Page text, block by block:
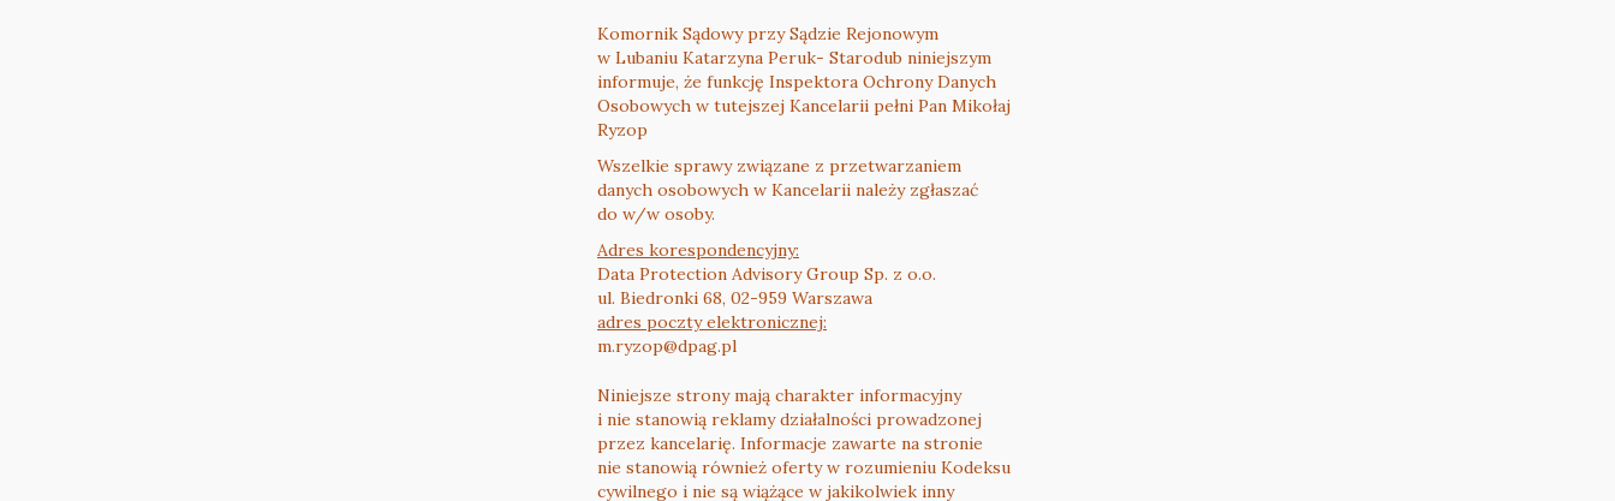
Komornik Sądowy przy Sądzie Rejonowym
w Lubaniu Katarzyna Peruk- Starodub niniejszym
informuje, że funkcję Inspektora Ochrony Danych
Osobowych w tutejszej Kancelarii pełni Pan Mikołaj
Ryzop
Wszelkie sprawy związane z przetwarzaniem
danych osobowych w Kancelarii należy zgłaszać
do w/w osoby.
Adres korespondencyjny:
Data Protection Advisory Group Sp. z o.o.
ul. Biedronki 68, 02-959 Warszawa
adres poczty elektronicznej:
m.ryzop@dpag.pl
Niniejsze strony mają charakter informacyjny
i nie stanowią reklamy działalności prowadzonej
przez kancelarię. Informacje zawarte na stronie
nie stanowią również oferty w rozumieniu Kodeksu
cywilnego i nie są wiążące w jakikolwiek inny